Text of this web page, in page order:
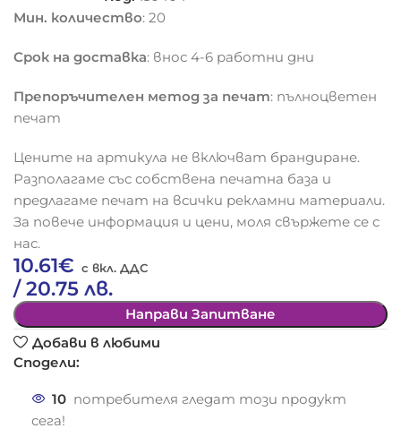
Мин. количество: 20
Срок на доставка: внос 4-6 работни дни
Препоръчителен метод за печат: пълноцветен
печат
Цените на артикула не включват брандиране.
Разполагаме със собствена печатна база и
предлагаме печат на всички рекламни материали.
За повече информация и цени, моля свържете се с
нас.
10.61€
/ 20.75 лв.
Направи Запитване
Добави в любими
Сподели:
10 потребителя гледат този продукт
сега!